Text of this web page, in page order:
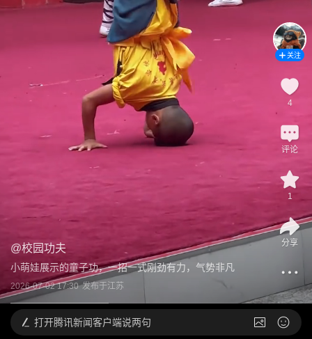
@校园功夫
小萌娃展示的童子功，一招一式刚劲有力，气势非凡
2026-07-02 17:30 发布于江苏
关注
4
评论
1
分享
打开腾讯新闻客户端说两句